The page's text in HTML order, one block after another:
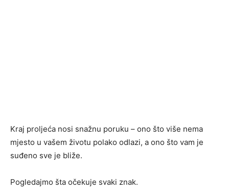
Kraj proljeća nosi snažnu poruku – ono što više nema
mjesto u vašem životu polako odlazi, a ono što vam je
suđeno sve je bliže.
Pogledajmo šta očekuje svaki znak.